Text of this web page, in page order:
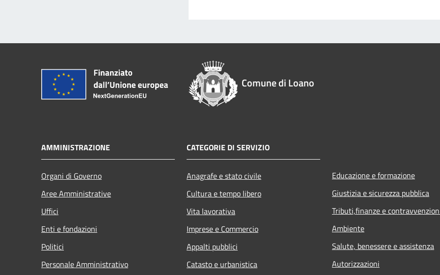
Comune di Loano
AMMINISTRAZIONE
Organi di Governo
Aree Amministrative
Uffici
Enti e fondazioni
Politici
Personale Amministrativo
CATEGORIE DI SERVIZIO
Anagrafe e stato civile
Cultura e tempo libero
Vita lavorativa
Imprese e Commercio
Appalti pubblici
Catasto e urbanistica
Educazione e formazione
Giustizia e sicurezza pubblica
Tributi,finanze e
Ambiente
Salute, benessere e assistenza
Autorizzazioni